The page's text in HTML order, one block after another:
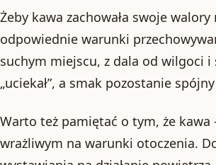
Żeby kawa zachowała swoje
odpowiednie warunki
suchym miejscu, z dala od wilgoci
„uciekał”, a smak pozostanie
Warto też pamiętać o tym, że
wrażliwym na warunki otoczenia.